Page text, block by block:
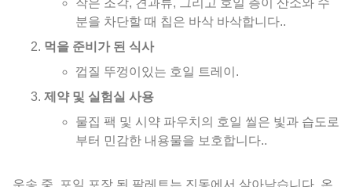
작은 조각, 견과류, 그리고 호일 층이 산소와 수
분을 차단할 때 칩은 바삭 바삭합니다..
먹을 준비가 된 식사
껍질 뚜껑이있는 호일 트레이.
제약 및 실험실 사용
물집 팩 및 시약 파우치의 호일 씰은 빛과 습도로
부터 민감한 내용물을 보호합니다..